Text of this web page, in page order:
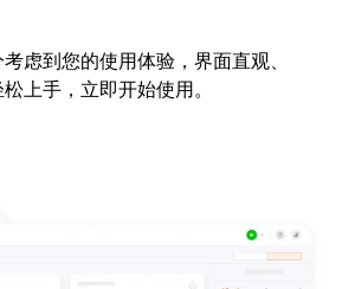
虑到您的使用体验，界面直观、
上手，立即开始使用。